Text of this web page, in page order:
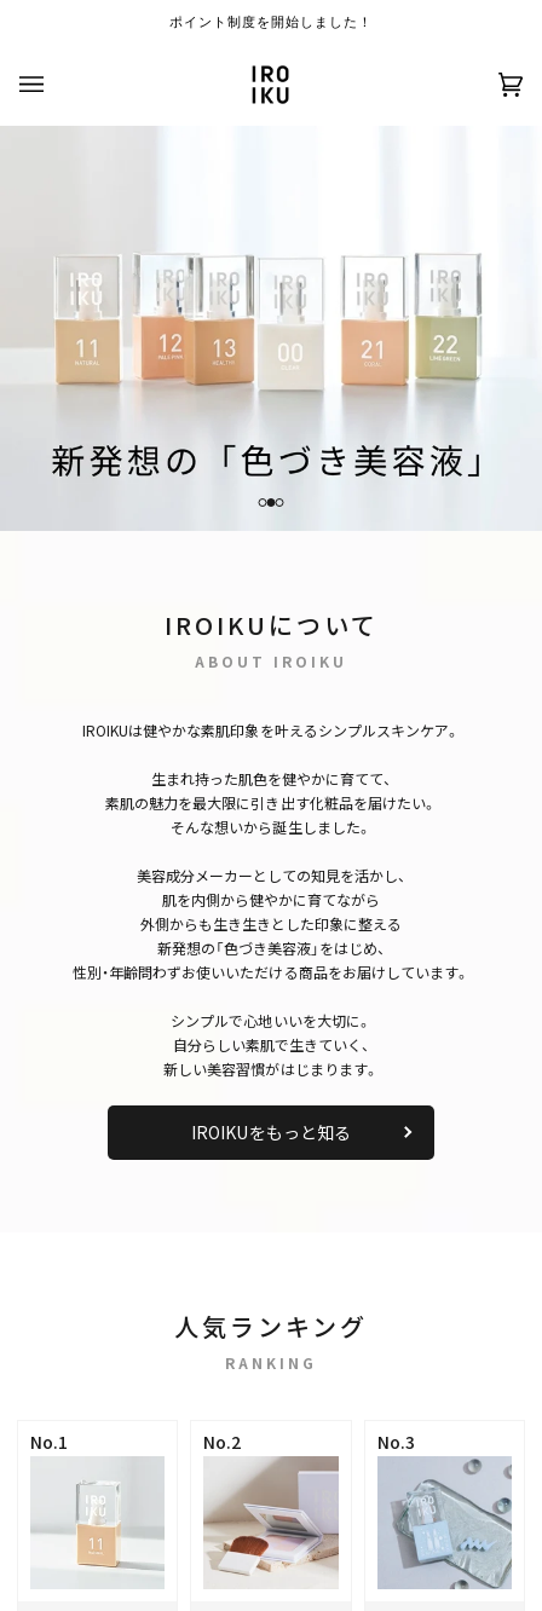
を
ポイント制度を開始しました！
カ
IROIKUについて
ABOUT IROIKU
IROIKUは健やかな素肌印象を叶えるシンプルスキンケア。
生まれ持った肌色を健やかに育てて、
素肌の魅力を最大限に引き出す化粧品を届けたい。
そんな想いから誕生しました。
美容成分メーカーとしての知見を活かし、
肌を内側から健やかに育てながら
外側からも生き生きとした印象に整える
新発想の「色づき美容液」をはじめ、
性別・年齢問わずお使いいただける商品をお届けしています。
シンプルで心地いいを大切に。
自分らしい素肌で生きていく、
新しい美容習慣がはじまります。
IROIKUをもっと知る
人気ランキング
RANKING
No.1 No.2 No.3